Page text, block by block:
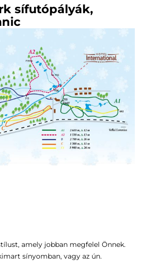
sífutópályák,
amely jobban megfelel Önnek.
sínyomban, vagy az ún.